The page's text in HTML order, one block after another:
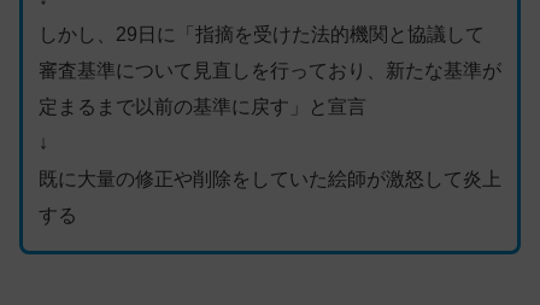
しかし、29日に「指摘を受けた法的機関と協議して
審査基準について見直しを行っており、新たな基準が
定まるまで以前の基準に戻す」と宣言
↓
既に大量の修正や削除をしていた絵師が激怒して炎上
する